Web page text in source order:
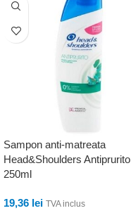
Sampon anti-matreata
Head&Shoulders Antiprurito
250ml
19,36 lei TVA inclus